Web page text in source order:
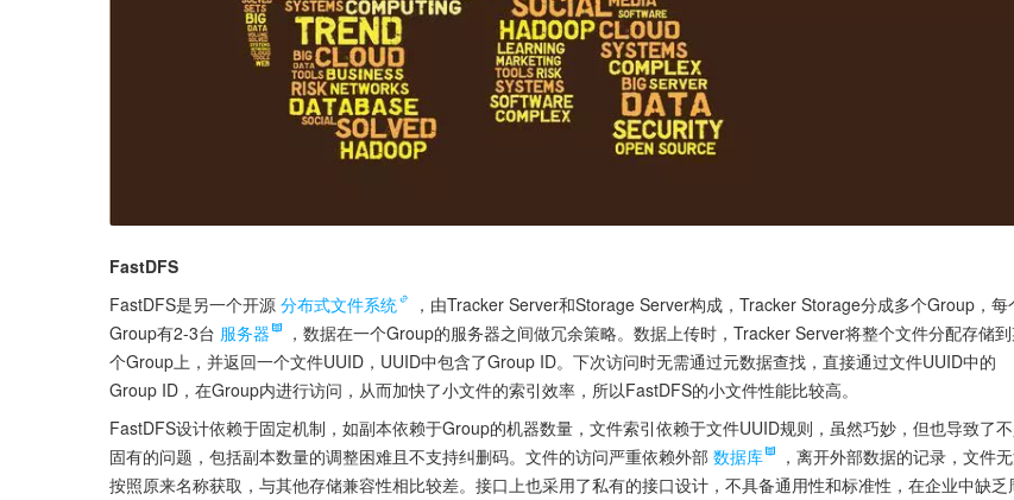
FastDFS
FastDFS是另一个开源 分布式文件系统
，由Tracker Server和Storage Server构成，Tracker Storage分成多个Group，每
Group有2-3台 服务器
，数据在一个Group的服务器之间做冗余策略。数据上传时，Tracker Server将整个文件分配存储
个Group上，并返回一个文件UUID，UUID中包含了Group ID。下次访问时无需通过元数据查找，直接通过文件UUID中的
Group ID，在Group内进行访问，从而加快了小文件的索引效率，所以FastDFS的小文件性能比较高。
FastDFS设计依赖于固定机制，如副本依赖于Group的机器数量，文件索引依赖于文件UUID规则，虽然巧妙，但也导致了
固有的问题，包括副本数量的调整困难且不支持纠删码。文件的访问严重依赖外部 数据库
，离开外部数据的记录，文件
按照原来名称获取，与其他存储兼容性相比较差。接口上也采用了私有的接口设计，不具备通用性和标准性，在企业中缺乏